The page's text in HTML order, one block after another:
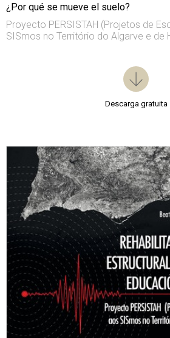
¿Por qué se mueve el suelo?
Proyecto PERSISTAH (Projetos de
SISmos no Território do Algarve e de
Descarga gratuita